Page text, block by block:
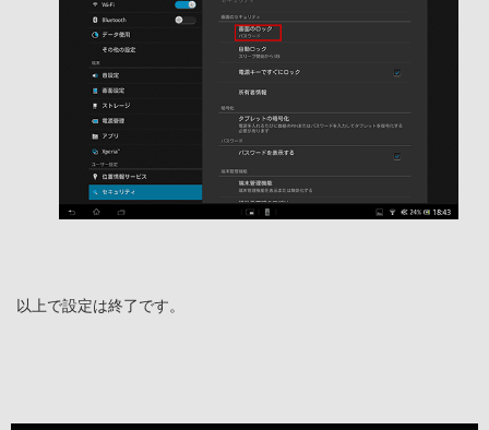
以上で設定は終了です。